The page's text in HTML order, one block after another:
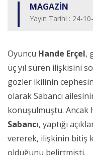
MAGAZİN
Yayın Tarihi : 24-
Oyuncu Hande Erçel,
üç yıl süren ilişkisini
gözler ikilinin
olarak Sabancı
konuşulmuştu. Ancak
Sabancı, yaptığı
vererek, ilişkinin bitiş
olduğunu belirtmişti.